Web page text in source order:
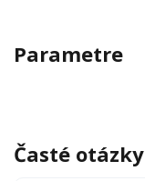
Parametre
Časté otázky